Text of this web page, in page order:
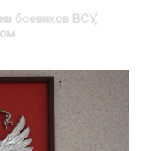
боевиков ВСУ,